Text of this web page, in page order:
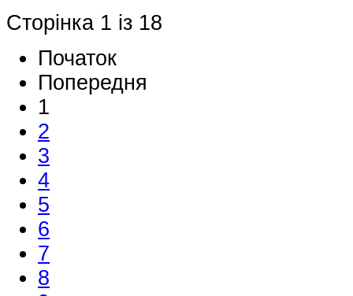
Сторінка 1 із 18
Початок
Попередня
1
2
3
4
5
6
7
8